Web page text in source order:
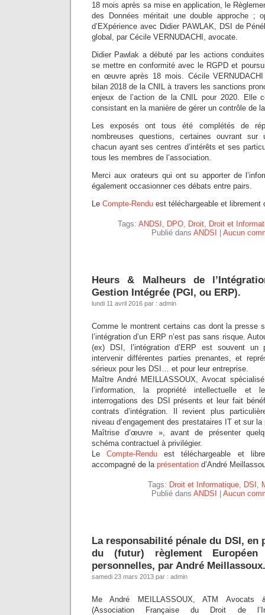
18 mois après sa mise en application, le
des Données méritait une double approche ;
d’EXpérience avec Didier PAWLAK, DSI de
global, par Cécile VERNUDACHI, avocate.
Didier Pawlak a débuté par les actions
se mettre en conformité avec le RGPD et
en œuvre après 18 mois. Cécile
bilan 2018 de la CNIL à travers les sanctions
enjeux de l’action de la CNIL pour 2020. Elle
consistant en la manière de gérer un contrôle de
Les exposés ont tous été complétés de
nombreuses questions, certaines ouvrant sur
chacun ayant ses centres d’intérêts et ses
tous les membres de l’association.
Merci aux orateurs qui ont su apporter de
également occasionner ces débats entre pairs.
Le Compte-Rendu est téléchargeable et librement
Tags: ANDSI , DPO, Droit, Droit et
Publié dans ANDSI Aucun
Heurs & Malheurs de
Gestion Intégrée (PGI, ou ERP).
lundi 11 avril 2016 par : admin
Comme le montrent certains cas dont la presse
l’intégration d’un ERP n’est pas sans risque.
(ex) DSI, l’intégration d’ERP est souvent un
intervenir différentes parties prenantes, et
sérieux pour les DSI… et pour leur entreprise.
Maître André MEILLASSOUX, Avocat
l’information, la propriété intellectuelle et
interrogations des DSI présents et leur fait
contrats d’intégration. Il revient plus
niveau d’engagement des prestataires IT et sur
Maîtrise d’œuvre », avant de présenter
schéma contractuel à privilégier.
LeCompte-Rendu est téléchargeable et
accompagné de la présentation d’André
Tags: Droit et Informatique, DSI ,
Publié dans ANDSI Aucun
La responsabilité pénale du DSI, en
du (futur) règlement
personnelles, par André Meillassoux.
samedi 23 mars 2013 par : admin
Me André MEILLASSOUX, ATM Avocats
(Association Française du Droit de